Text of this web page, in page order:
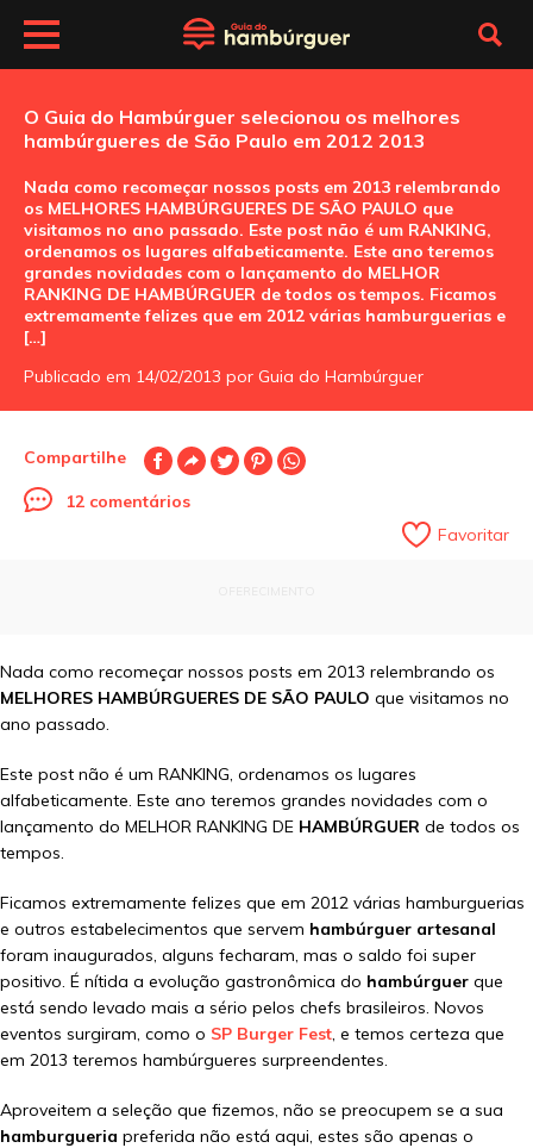
O Guia do Hambúrguer selecionou os melhores
hambúrgueres de São Paulo em 2012 2013
Nada como recomeçar nossos posts em 2013 relembrando
os MELHORES HAMBÚRGUERES DE SÃO PAULO que
visitamos no ano passado. Este post não é um RANKING,
ordenamos os lugares alfabeticamente. Este ano teremos
grandes novidades com o lançamento do MELHOR
RANKING DE HAMBÚRGUER de todos os tempos. Ficamos
extremamente felizes que em 2012 várias hamburguerias e
[…]
Publicado em 14/02/2013 por Guia do Hambúrguer
Compartilhe
12 comentários
Favoritar
Nada como recomeçar nossos posts em 2013 relembrando os
MELHORES HAMBÚRGUERES DE SÃO PAULO que visitamos no
ano passado.
Este post não é um RANKING, ordenamos os lugares
alfabeticamente. Este ano teremos grandes novidades com o
lançamento do MELHOR RANKING DE HAMBÚRGUER de todos os
tempos.
Ficamos extremamente felizes que em 2012 várias hamburguerias
e outros estabelecimentos que servem hambúrguer artesanal
foram inaugurados, alguns fecharam, mas o saldo foi super
positivo. É nítida a evolução gastronômica do hambúrguer que
está sendo levado mais a sério pelos chefs brasileiros. Novos
eventos surgiram, como o SP Burger Fest, e temos certeza que
em 2013 teremos hambúrgueres surpreendentes.
Aproveitem a seleção que fizemos, não se preocupem se a sua
hamburgueria preferida não está aqui, estes são apenas o